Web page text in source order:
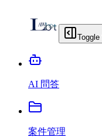
Toggle
AI 問答
案件管理